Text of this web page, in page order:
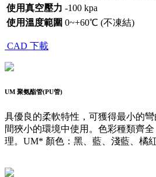
使用真空壓力 -100 kpa
使用溫度範圍 0~+60℃ (不凍結)
CAD 下載
UM 聚氨酯管(PU管)
具優良的柔軟特性，可獲得最小的
間狹小的環境中使用。色彩種類齊
理。UM* 顏色：黑、藍、淺藍、橘